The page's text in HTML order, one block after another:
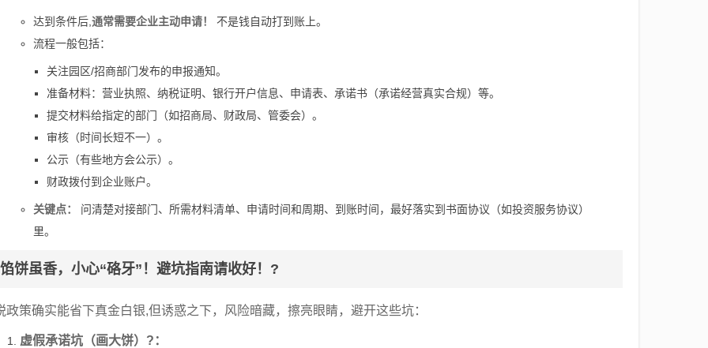
达到条件后, 通常需要企业主动申请！
不是钱自动打到账上。
流程一般包括：
关注园区/招商部门发布的申报通知。
准备材料：营业执照、纳税证明、银行开户信息、申请表、承诺书（承诺经营真实合规）等。
提交材料给指定的部门（如招商局、财政局、管委会）。
审核（时间长短不一）。
公示（有些地方会公示）。
财政拨付到企业账户。
关键点：
问清楚对接部门、所需材料清单、申请时间和周期、到账时间，最好落实到书面协议（如投资服务协议）
里。
馅饼虽香，小心“硌牙”！避坑指南请收好！?
政策确实能省下真金白银,但诱惑之下，风险暗藏，擦亮眼睛，避开这些坑：
虚假承诺坑（画大饼）?：